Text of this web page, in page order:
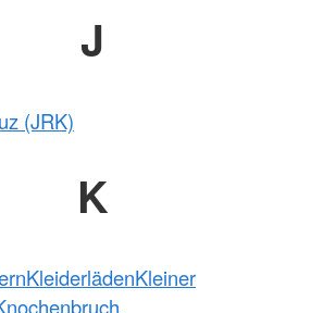
J
(JRK)
K
KleiderlädenKleiner